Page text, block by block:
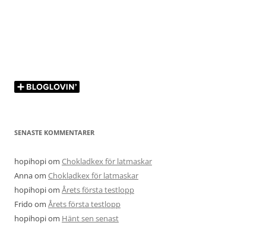
SENASTE KOMMENTARER
hopihopiom Chokladkex för latmaskar
Annaom Chokladkex för latmaskar
hopihopiom Årets första testlopp
Frido om Årets första testlopp
hopihopiom Hänt sen senast